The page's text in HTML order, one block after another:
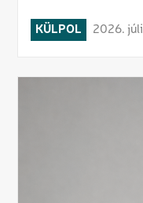
KÜLPOL 2026.